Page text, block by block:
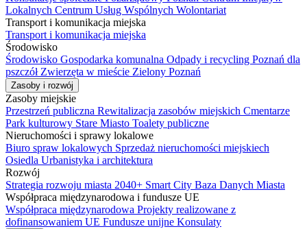
Lokalnych Centrum Usług Wspólnych Wolontariat
Transport i komunikacja miejska
Transport i komunikacja miejska
Środowisko
Środowisko Gospodarka komunalna Odpady i recycling Poznań dla
pszczół Zwierzęta w mieście Zielony Poznań
Zasoby i rozwój
Zasoby miejskie
Przestrzeń publiczna Rewitalizacja zasobów miejskich Cmentarze
Park kulturowy Stare Miasto Toalety publiczne
Nieruchomości i sprawy lokalowe
Biuro spraw lokalowych Sprzedaż nieruchomości miejskiech
Osiedla Urbanistyka i architektura
Rozwój
Strategia rozwoju miasta 2040+ Smart City Baza Danych Miasta
Współpraca międzynarodowa i fundusze UE
Współpraca międzynarodowa Projekty realizowane z
dofinansowaniem UE Fundusze unijne Konsulaty